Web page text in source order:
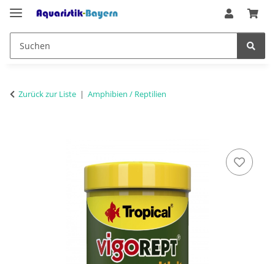
Zurück zur Liste Amphibien / Reptilien